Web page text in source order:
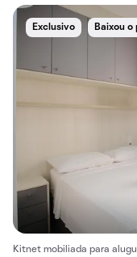
Exclusivo Baixou o
Kitnet mobiliada para